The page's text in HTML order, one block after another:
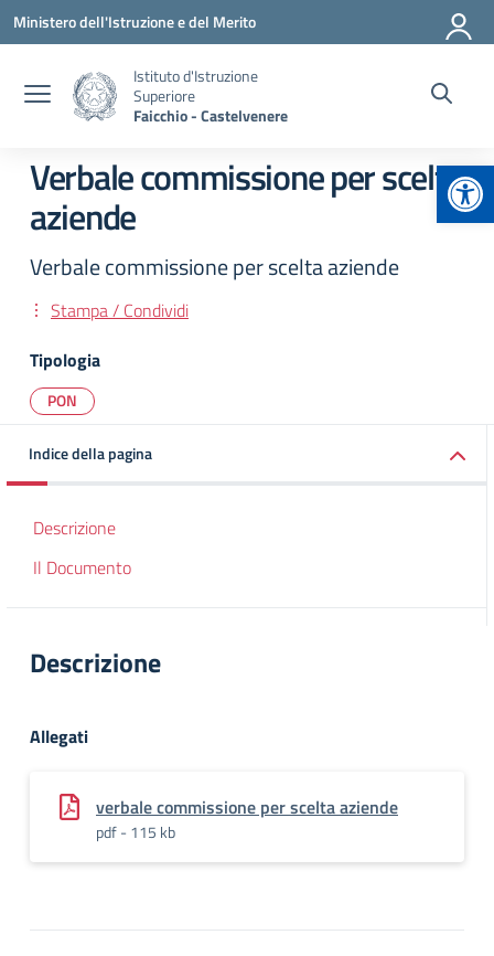
Vai ai contenuti
Vai al menu di navigazione
Vai al footer
Ministero dell'Istruzione e del Merito
Istituto d'Istruzione
Superiore
Faicchio - Castelvenere
Verbale commissione per scelta
aziende
Verbale commissione per scelta aziende
Stampa / Condividi
Tipologia
PON
Indice della pagina
Descrizione
Il Documento
Descrizione
Allegati
verbale commissione per scelta aziende
pdf - 115 kb